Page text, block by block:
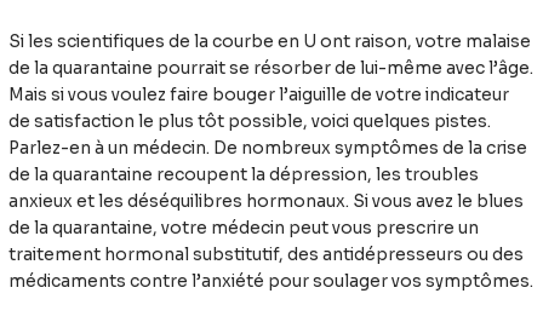
Si les scientifiques de la courbe en U ont raison, votre malaise
de la quarantaine pourrait se résorber de lui-même avec l’âge.
Mais si vous voulez faire bouger l’aiguille de votre indicateur
de satisfaction le plus tôt possible, voici quelques pistes.
Parlez-en à un médecin. De nombreux symptômes de la crise
de la quarantaine recoupent la dépression, les troubles
anxieux et les déséquilibres hormonaux. Si vous avez le blues
de la quarantaine, votre médecin peut vous prescrire un
traitement hormonal substitutif, des antidépresseurs ou des
médicaments contre l’anxiété pour soulager vos symptômes.